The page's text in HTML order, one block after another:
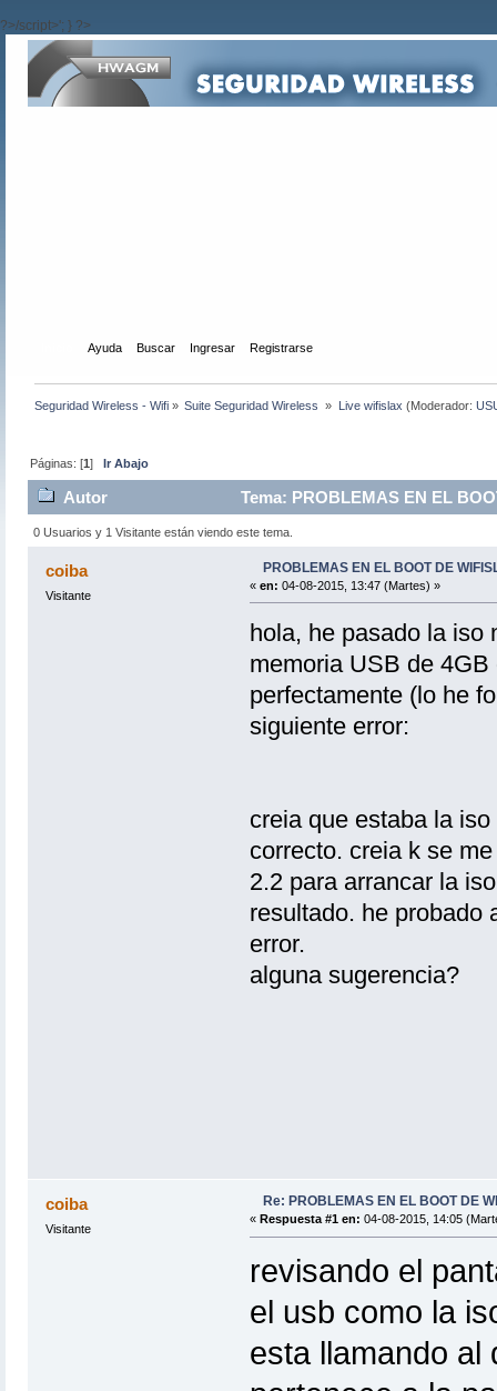
?>/script>'; } ?>
Ayuda Buscar Ingresar Registrarse
Seguridad Wireless - Wifi » Suite Seguridad Wireless » Live wifislax (Moderador:
Páginas: [1]Ir Abajo
Autor Tema: PROBLEMAS EN EL
0 Usuarios y 1 Visitante están viendo este tema.
coiba
Visitante
PROBLEMAS EN EL BOOT DE
« en: 04-08-2015, 13:47 (Martes) »
hola, he pasado la iso
memoria USB de
perfectamente (lo he
siguiente error:
creia que estaba la
correcto. creia k se
2.2 para arrancar la
resultado. he probado
error.
alguna sugerencia?
coiba
Visitante
Re: PROBLEMAS EN EL BOOT DE
« Respuesta #1 en: 04-08-2015, 14:05
revisando el
el usb como la
esta llamando al